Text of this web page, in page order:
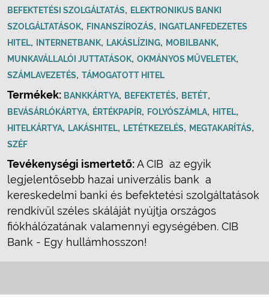
BEFEKTETÉSI SZOLGÁLTATÁS, ELEKTRONIKUS BANKI
SZOLGÁLTATÁSOK, FINANSZÍROZÁS,
INGATLANFEDEZETES
HITEL, INTERNETBANK, LAKÁSLÍZING, MOBILBANK,
MUNKAVÁLLALÓI JUTTATÁSOK, OKMÁNYOS MŰVELETEK,
SZÁMLAVEZETÉS, TÁMOGATOTT HITEL
Termékek: BANKKÁRTYA, BEFEKTETÉS, BETÉT,
BEVÁSÁRLÓKÁRTYA, ÉRTÉKPAPÍR, FOLYÓSZÁMLA, HITEL,
HITELKÁRTYA, LAKÁSHITEL, LETÉTKEZELÉS, MEGTAKARÍTÁS,
SZÉF
Tevékenységi ismertető:A CIB  az egyik
legjelentősebb hazai univerzális bank  a
kereskedelmi banki és befektetési szolgáltatások
rendkívül széles skáláját nyújtja országos
fiókhálózatának valamennyi egységében. CIB
Bank - Egy hullámhosszon!